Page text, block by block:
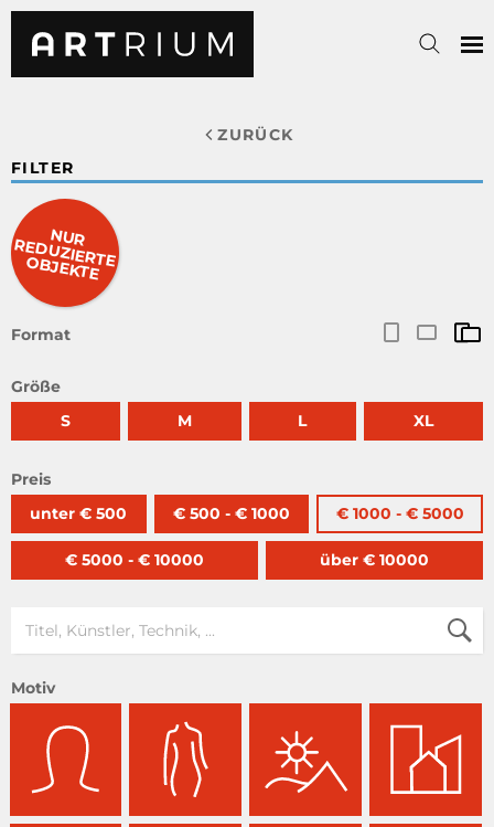
ZURÜCK
FILTER
NUR
RED
UZIERTE O
BJEKTE
Format
Größe
S
M L XL
Preis
unter € 500
€ 500 - € 1000 € 1000 - € 5000
€ 5000 - € 10000 über € 10000
Motiv